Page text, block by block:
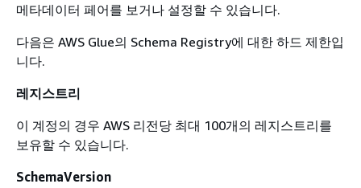
메타데이터 페어를 보거나 설정할 수 있습니다.
다음은 AWS Glue의 Schema Registry에 대한 하드 제한입
니다.
레지스트리
이 계정의 경우 AWS 리전당 최대 100개의 레지스트리를
보유할 수 있습니다.
SchemaVersion